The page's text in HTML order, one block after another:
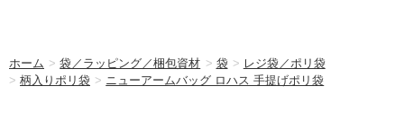
ホーム >袋／ラッピング／梱包資材 > 袋 > レジ袋／ポリ袋
> 柄入りポリ袋 > ニューアームバッグ ロハス 手提げポリ袋